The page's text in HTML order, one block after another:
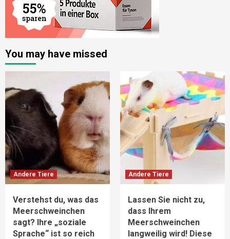
You may have missed
Andere Tiere
Verstehst du, was das
Meerschweinchen
sagt? Ihre „soziale
Sprache“ ist so reich
Andere Tiere
Lassen Sie nicht zu,
dass Ihrem
Meerschweinchen
langweilig wird! Diese